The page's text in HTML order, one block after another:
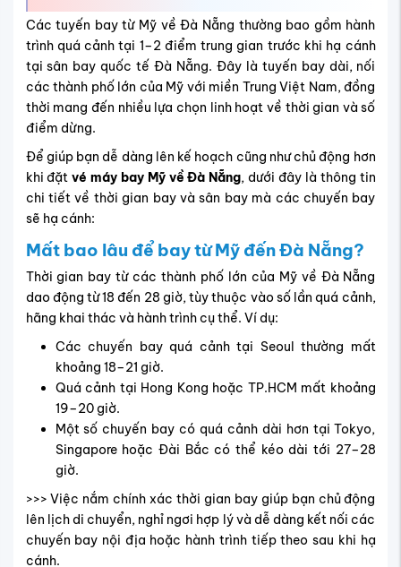
Các tuyến bay từ Mỹ về Đà Nẵng thường bao gồm hành
trình quá cảnh tại 1–2 điểm trung gian trước khi hạ cánh
tại sân bay quốc tế Đà Nẵng. Đây là tuyến bay dài, nối
các thành phố lớn của Mỹ với miền Trung Việt Nam, đồng
thời mang đến nhiều lựa chọn linh hoạt về thời gian và số
điểm dừng.
Để giúp bạn dễ dàng lên kế hoạch cũng như chủ động hơn
khi đặtvé máy bay Mỹ về Đà Nẵng, dưới đây là thông tin
chi tiết về thời gian bay và sân bay mà các chuyến bay
sẽ hạ cánh:
Mất bao lâu để bay từ Mỹ đến Đà Nẵng?
Thời gian bay từ các thành phố lớn của Mỹ về Đà Nẵng
dao động từ 18 đến 28 giờ, tùy thuộc vào số lần quá cảnh,
hãng khai thác và hành trình cụ thể. Ví dụ:
Các chuyến bay quá cảnh tại Seoul thường mất
khoảng 18–21 giờ.
Quá cảnh tại Hong Kong hoặc TP.HCM mất khoảng
19–20 giờ.
Một số chuyến bay có quá cảnh dài hơn tại Tokyo,
Singapore hoặc Đài Bắc có thể kéo dài tới 27–28
giờ.
>>> Việc nắm chính xác thời gian bay giúp bạn chủ động
lên lịch di chuyển, nghỉ ngơi hợp lý và dễ dàng kết nối các
chuyến bay nội địa hoặc hành trình tiếp theo sau khi hạ
cánh.